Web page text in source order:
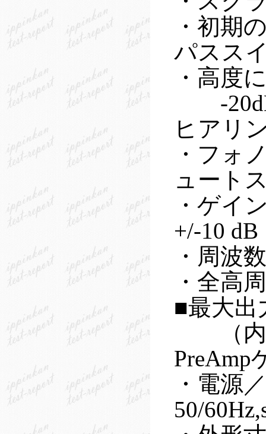
・初期
パスス
・高度
-20dB/
ヒアリ
・フォ
ュート
・ゲイ
+/-10 dB
・周波
・全高
■最大出
（内
PreAmp
・電源
50/